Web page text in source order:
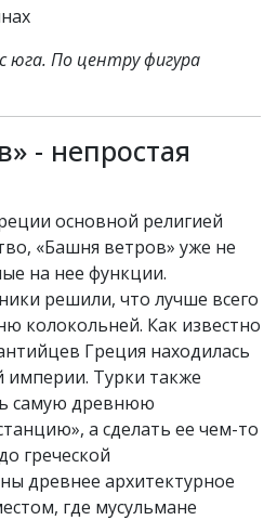
По центру фигура
- непростая
основной религией
«Башня ветров» уже не
на нее функции.
решили, что лучше всего
колокольней. Как известно
Греция находилась
империи. Турки также
самую древнюю
а сделать ее чем-то
греческой
древнее архитектурное
где мусульмане